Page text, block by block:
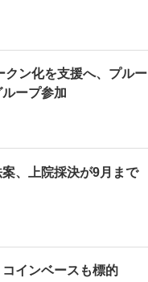
クン化を支援へ、プルー
ープ参加
、上院採決が9月まで
コインベースも標的